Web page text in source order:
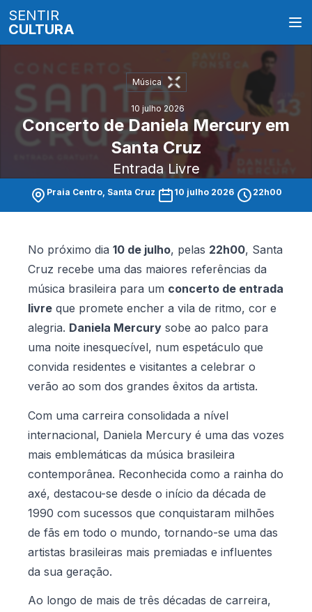
SENTIR
CULTURA
Música
10 julho 2026
Concerto de Daniela Mercury em
Santa Cruz
Entrada Livre
Praia Centro, Santa Cruz 10 julho 2026 22h00
No próximo dia 10 de julho, pelas 22h00, Santa
Cruz recebe uma das maiores referências da
música brasileira para um concerto de entrada
livre que promete encher a vila de ritmo, cor e
alegria. Daniela Mercury sobe ao palco para
uma noite inesquecível, num espetáculo que
convida residentes e visitantes a celebrar o
verão ao som dos grandes êxitos da artista.
Com uma carreira consolidada a nível
internacional, Daniela Mercury é uma das vozes
mais emblemáticas da música brasileira
contemporânea. Reconhecida como a rainha do
axé, destacou-se desde o início da década de
1990 com sucessos que conquistaram milhões
de fãs em todo o mundo, tornando-se uma das
artistas brasileiras mais premiadas e influentes
da sua geração.
Ao longo de mais de três décadas de carreira,